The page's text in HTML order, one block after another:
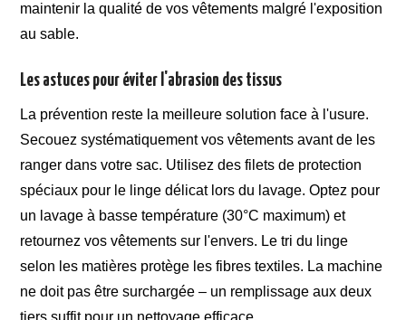
maintenir la qualité de vos vêtements malgré l'exposition
au sable.
Les astuces pour éviter l'abrasion des tissus
La prévention reste la meilleure solution face à l'usure.
Secouez systématiquement vos vêtements avant de les
ranger dans votre sac. Utilisez des filets de protection
spéciaux pour le linge délicat lors du lavage. Optez pour
un lavage à basse température (30°C maximum) et
retournez vos vêtements sur l'envers. Le tri du linge
selon les matières protège les fibres textiles. La machine
ne doit pas être surchargée – un remplissage aux deux
tiers suffit pour un nettoyage efficace.